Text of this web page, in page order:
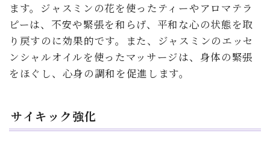
ます。ジャスミンの花を使ったティーやアロマテラ
ピーは、不安や緊張を和らげ、平和な心の状態を取
り戻すのに効果的です。また、ジャスミンのエッセ
ンシャルオイルを使ったマッサージは、身体の緊張
をほぐし、心身の調和を促進します。
サイキック強化